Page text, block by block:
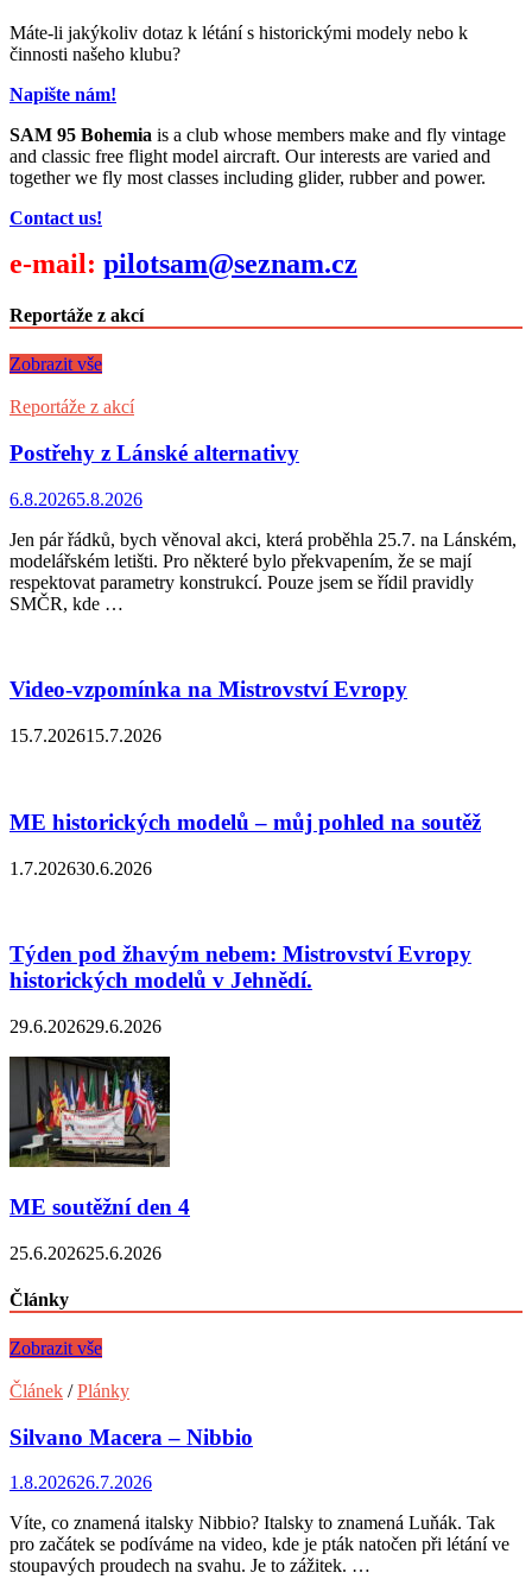
Máte-li jakýkoliv dotaz k létání s historickými modely nebo k
činnosti našeho klubu?
Napište nám!
SAM 95 Bohemia is a club whose members make and fly vintage
and classic free flight model aircraft. Our interests are varied and
together we fly most classes including glider, rubber and power.
Contact us!
e-mail: pilotsam@seznam.cz
Reportáže z akcí
Zobrazit vše
Reportáže z akcí
Postřehy z Lánské alternativy
6.8.20265.8.2026
Jen pár řádků, bych věnoval akci, která proběhla 25.7. na Lánském,
modelářském letišti. Pro některé bylo překvapením, že se mají
respektovat parametry konstrukcí. Pouze jsem se řídil pravidly
SMČR, kde …
Video-vzpomínka na Mistrovství Evropy
15.7.202615.7.2026
ME historických modelů – můj pohled na soutěž
1.7.202630.6.2026
Týden pod žhavým nebem: Mistrovství Evropy
historických modelů v Jehnědí.
29.6.202629.6.2026
ME soutěžní den 4
25.6.202625.6.2026
Články
Zobrazit vše
Článek /Plánky
Silvano Macera – Nibbio
1.8.202626.7.2026
Víte, co znamená italsky Nibbio? Italsky to znamená Luňák. Tak
pro začátek se podíváme na video, kde je pták natočen při létání ve
stoupavých proudech na svahu. Je to zážitek. …